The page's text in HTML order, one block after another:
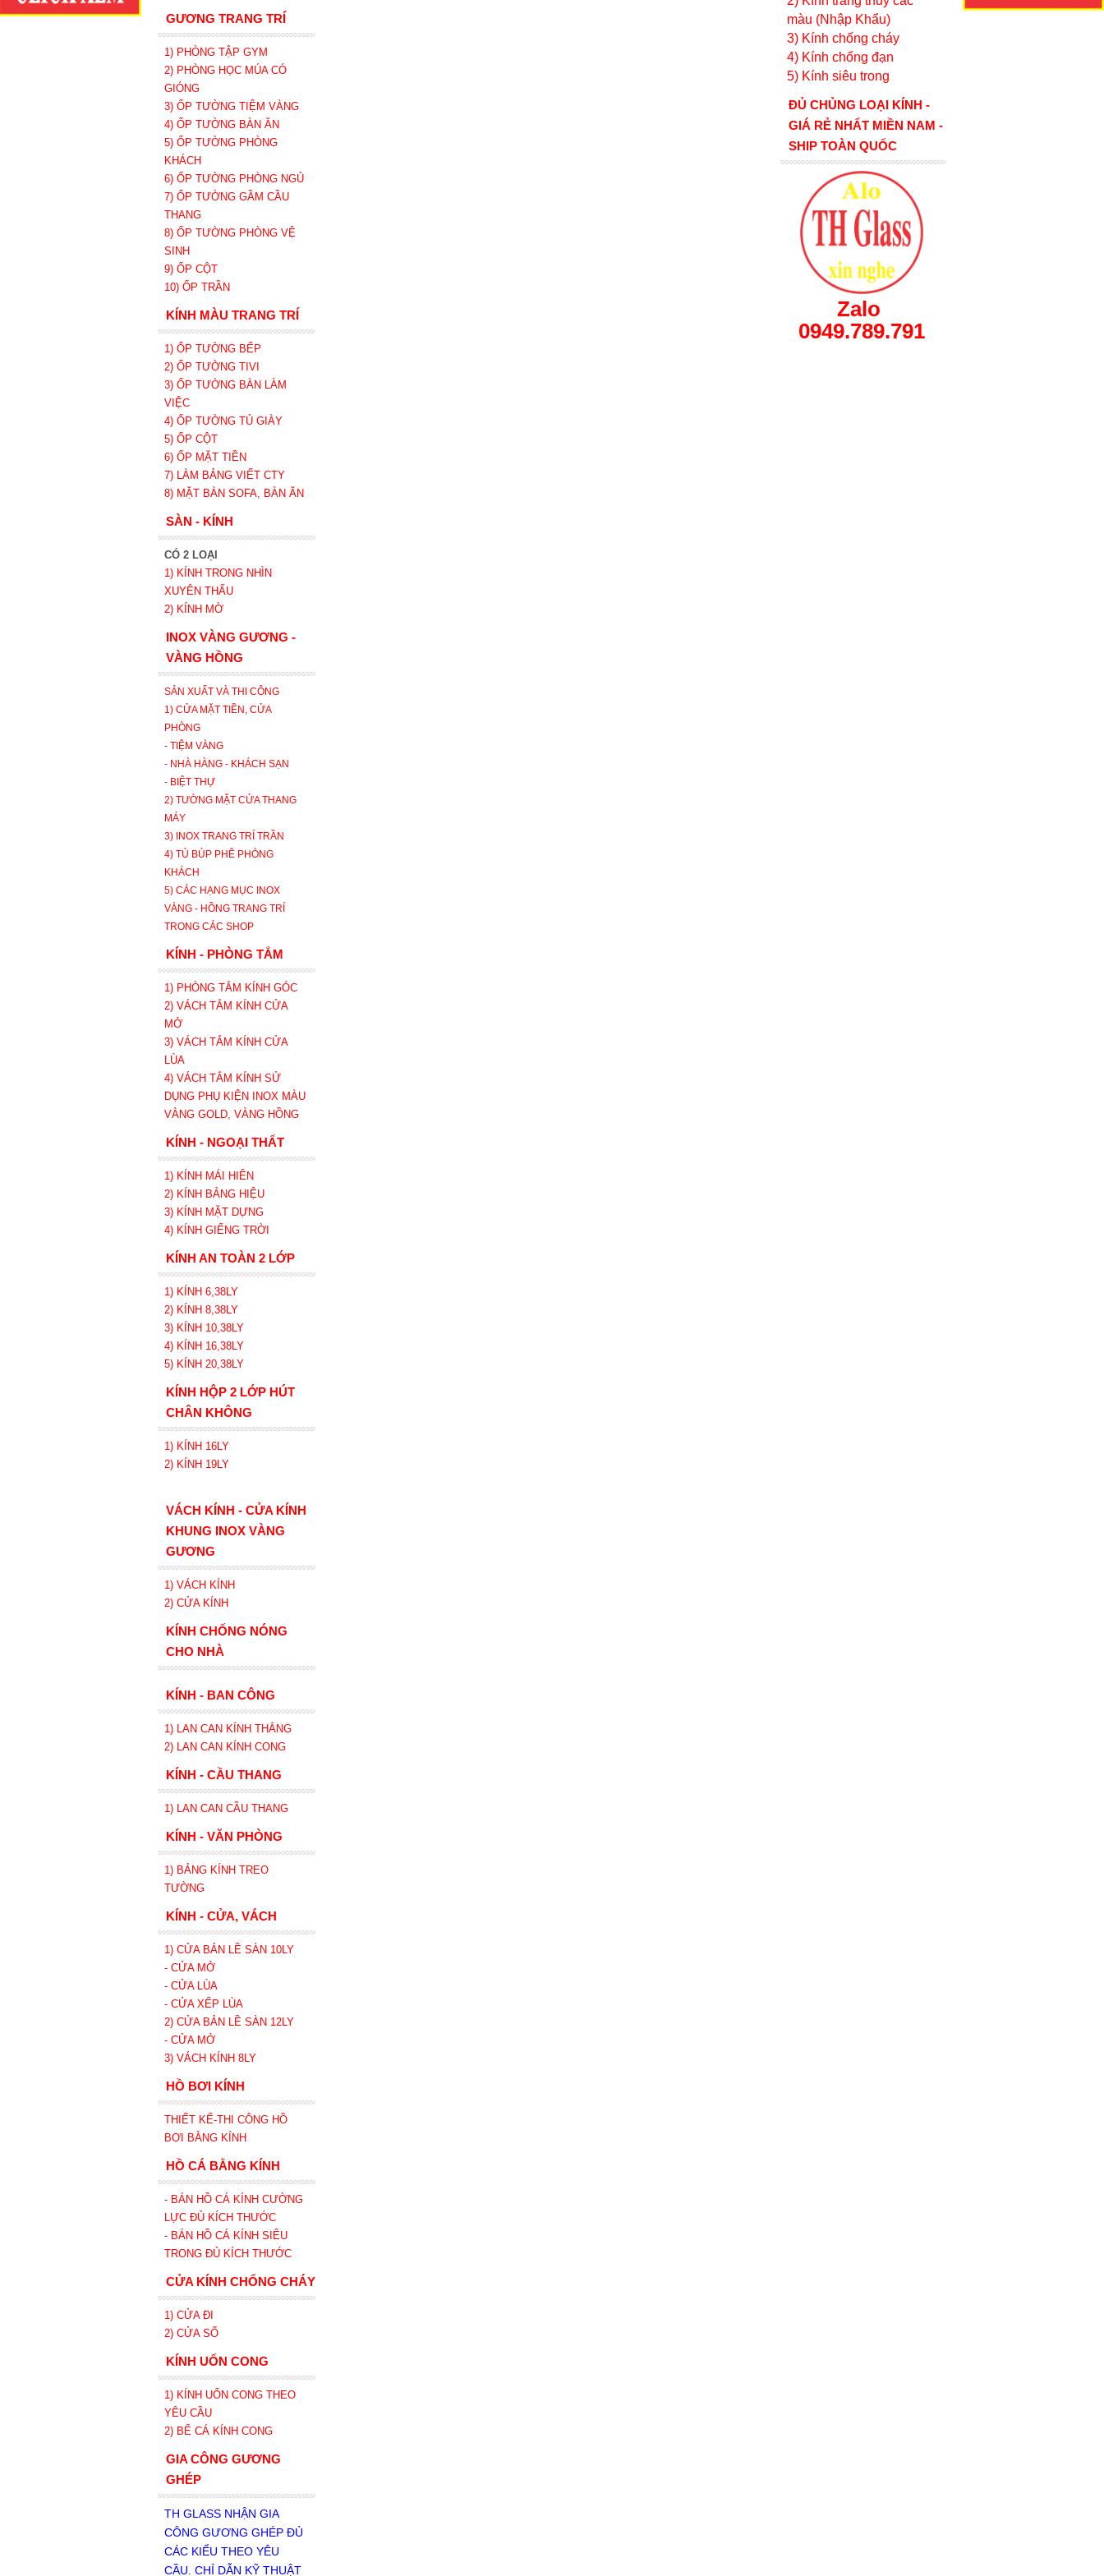
màu (Nhập Khẩu)
3) Kính chống cháy
4) Kính chống đạn
5) Kính siêu trong
ĐỦ CHỦNG LOẠI KÍNH -
GIÁ RẺ NHẤT MIỀN NAM -
SHIP TOÀN QUỐC
Zalo
0949.789.791
GƯƠNG TRANG TRÍ
1) PHÒNG TẬP GYM
2) PHÒNG HỌC MÚA CÓ
GIÓNG
3) ỐP TƯỜNG TIỆM VÀNG
4) ỐP TƯỜNG BÀN ĂN
5) ỐP TƯỜNG PHÒNG
KHÁCH
6) ỐP TƯỜNG PHÒNG NGỦ
7) ỐP TƯỜNG GẦM CẦU
THANG
8) ỐP TƯỜNG PHÒNG VỆ
SINH
9) ỐP CỘT
10) ỐP TRẦN
KÍNH MÀU TRANG TRÍ
1) ỐP TƯỜNG BẾP
2) ỐP TƯỜNG TIVI
3) ỐP TƯỜNG BÀN LÀM
VIỆC
4) ỐP TƯỜNG TỦ GIÀY
5) ỐP CỘT
6) ỐP MẶT TIỀN
7) LÀM BẢNG VIẾT CTY
8) MẶT BÀN SOFA, BÀN ĂN
SÀN - KÍNH
CÓ 2 LOẠI
1) KÍNH TRONG NHÌN
XUYÊN THẤU
2) KÍNH MỜ
INOX VÀNG GƯƠNG -
VÀNG HỒNG
SẢN XUẤT VÀ THI CÔNG
1) CỬA MẶT TIỀN, CỬA
PHÒNG
- TIỆM VÀNG
- NHÀ HÀNG - KHÁCH SẠN
- BIỆT THỰ
2) TƯỜNG MẶT CỬA THANG
MÁY
3) INOX TRANG TRÍ TRẦN
4) TỦ BÚP PHÊ PHÒNG
KHÁCH
5) CÁC HẠNG MỤC INOX
VÀNG - HỒNG TRANG TRÍ
TRONG CÁC SHOP
KÍNH - PHÒNG TẮM
1) PHÒNG TẮM KÍNH GÓC
2) VÁCH TẮM KÍNH CỬA
MỞ
3) VÁCH TẮM KÍNH CỬA
LÙA
4) VÁCH TẮM KÍNH SỬ
DỤNG PHỤ KIỆN INOX MÀU
VÀNG GOLD, VÀNG HỒNG
KÍNH - NGOẠI THẤT
1) KÍNH MÁI HIÊN
2) KÍNH BẢNG HIỆU
3) KÍNH MẶT DỰNG
4) KÍNH GIẾNG TRỜI
KÍNH AN TOÀN 2 LỚP
1) KÍNH 6,38LY
2) KÍNH 8,38LY
3) KÍNH 10,38LY
4) KÍNH 16,38LY
5) KÍNH 20,38LY
KÍNH HỘP 2 LỚP HÚT
CHÂN KHÔNG
1) KÍNH 16LY
2) KÍNH 19LY
VÁCH KÍNH - CỬA KÍNH
KHUNG INOX VÀNG
GƯƠNG
1) VÁCH KÍNH
2) CỬA KÍNH
KÍNH CHỐNG NÓNG
CHO NHÀ
KÍNH - BAN CÔNG
1) LAN CAN KÍNH THẲNG
2)
LAN CAN KÍNH CONG
KÍNH - CẦU THANG
1) LAN CAN CẦU THANG
KÍNH - VĂN PHÒNG
1) BẢNG KÍNH TREO
TƯỜNG
KÍNH - CỬA, VÁCH
1) CỬA BẢN LỀ SÀN 10LY
- CỬA MỞ
- CỬA LÙA
- CỬA XẾP LÙA
2) CỬA BẢN LỀ SÀN 12LY
- CỬA MỞ
3) VÁCH KÍNH 8LY
HỒ BƠI KÍNH
THIẾT KẾ-THI CÔNG HỒ
BƠI BẰNG KÍNH
HỒ CÁ BẰNG KÍNH
- BÁN HỒ CÁ KÍNH CƯỜNG
LỰC ĐỦ KÍCH THƯỚC
- BÁN HỒ CÁ KÍNH SIÊU
TRONG ĐỦ KÍCH THƯỚC
CỬA KÍNH CHỐNG CHÁY
1) CỬA ĐI
2) CỬA SỔ
KÍNH UỐN CONG
1) KÍNH UỐN CONG THEO
YÊU CẦU
2) BỂ CÁ KÍNH CONG
GIA CÔNG GƯƠNG
GHÉP
TH GLASS NHẬN GIA
CÔNG GƯƠNG GHÉP ĐỦ
CÁC KIỂU THEO YÊU
CẦU. CHỈ DẪN KỸ THUẬT